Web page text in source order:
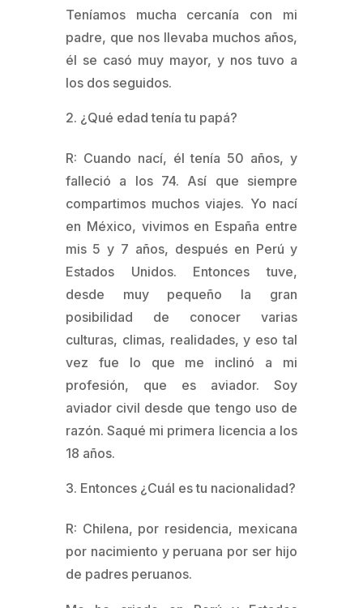
Teníamos mucha cercanía con mi
padre, que nos llevaba muchos años,
él se casó muy mayor, y nos tuvo a
los dos seguidos.
¿Qué edad tenía tu papá?
R: Cuando nací, él tenía 50 años, y
falleció a los 74. Así que siempre
compartimos muchos viajes. Yo nací
en México, vivimos en España entre
mis 5 y 7 años, después en Perú y
Estados Unidos. Entonces tuve,
desde muy pequeño la gran
posibilidad de conocer varias
culturas, climas, realidades, y eso tal
vez fue lo que me inclinó a mi
profesión, que es aviador. Soy
aviador civil desde que tengo uso de
razón. Saqué mi primera licencia a los
18 años.
Entonces ¿Cuál es tu nacionalidad?
R: Chilena, por residencia, mexicana
por nacimiento y peruana por ser hijo
de padres peruanos.